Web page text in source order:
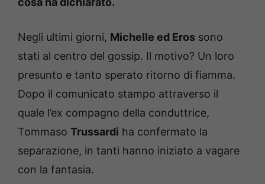
Negli ultimi giorni, Michelle ed Eros sono
stati al centro del gossip. Il motivo? Un loro
presunto e tanto sperato ritorno di fiamma.
Dopo il comunicato stampo attraverso il
quale l’ex compagno della conduttrice,
Tommaso Trussardi ha confermato la
separazione, in tanti hanno iniziato a vagare
con la fantasia.